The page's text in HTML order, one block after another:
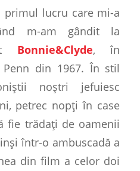
primul lucru care mi-a
m-am gândit la
Bonnie&Clyde, în
din 1967. În stil
noștri jefuiesc
petrec nopți în case
fie trădați de oamenii
într-o ambuscadă a
din film a celor doi